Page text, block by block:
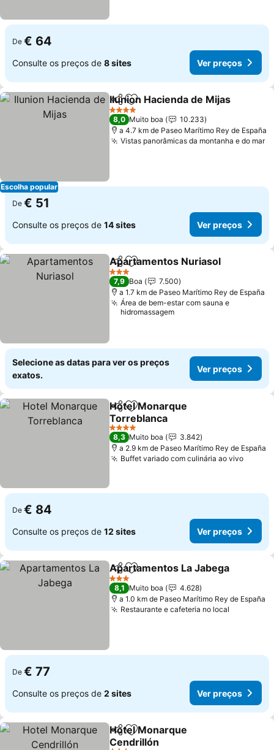
De € 64
Consulte os preços de 8 sites Ver preços
Escolha popular
PartilharAdicionar aos favoritos
Ilunion Hacienda de Mijas
4 Estrelas
8,0 Muito boa
10.233
a 4.7 km de Paseo Marítimo Rey de España
Vistas panorâmicas da montanha e do mar
De € 51
Consulte os preços de 14 sites Ver preços
PartilharAdicionar aos favoritos
Apartamentos Nuriasol
3 Estrelas
7,9 Boa
7.500
a 1.7 km de Paseo Marítimo Rey de España
Área de bem-estar com sauna e
hidromassagem
Selecione as datas para ver os preços
exatos.
Ver preços
PartilharAdicionar aos favoritos
Hotel Monarque
Torreblanca
4 Estrelas
8,3 Muito boa
3.842
a 2.9 km de Paseo Marítimo Rey de España
Buffet variado com culinária ao vivo
De € 84
Consulte os preços de 12 sites Ver preços
PartilharAdicionar aos favoritos
Apartamentos La Jabega
3 Estrelas
8,1 Muito boa
4.628
a 1.0 km de Paseo Marítimo Rey de España
Restaurante e cafeteria no local
De € 77
Consulte os preços de 2 sites Ver preços
PartilharAdicionar aos favoritos
Hotel Monarque
Cendrillón